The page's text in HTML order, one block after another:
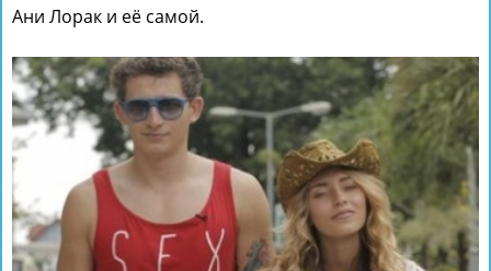
Ани Лорак и её самой.